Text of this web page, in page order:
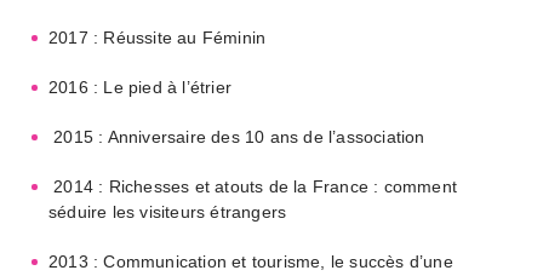
2017 : Réussite au Féminin
2016 : Le pied à l’étrier
2015 : Anniversaire des 10 ans de l’association
2014 : Richesses et atouts de la France : comment
séduire les visiteurs étrangers
2013 : Communication et tourisme, le succès d’une